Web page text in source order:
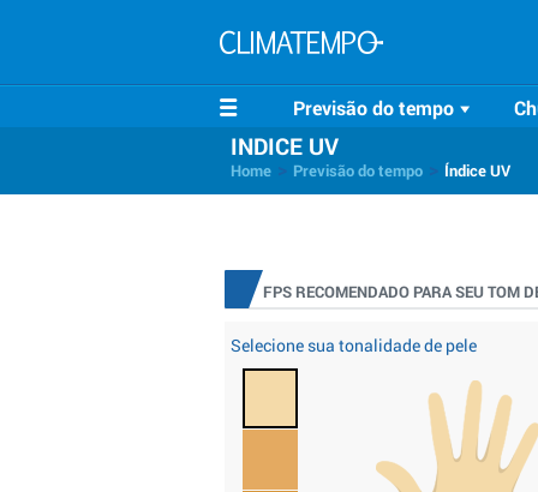
Previsão do tempo
INDICE UV
Home Previsão do tempo Índice UV
FPS RECOMENDADO PARA SEU TOM
Selecione sua tonalidade de pele